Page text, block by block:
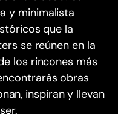
y minimalista
que la
se reúnen en la
los rincones más
obras
inspiran y llevan